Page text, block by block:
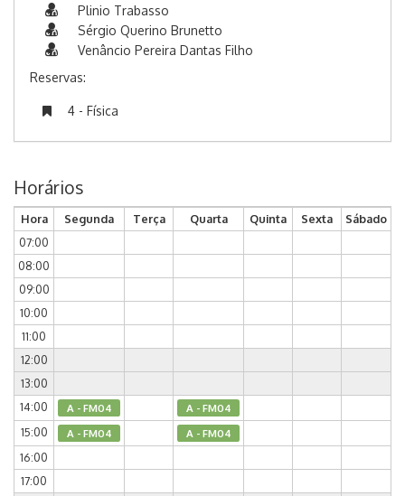
Plinio Trabasso
Sérgio Querino Brunetto
Venâncio Pereira Dantas Filho
Reservas:
4 - Física
Horários
Hora Segunda Terça Quarta Quinta Sexta
Sábado
07:00
08:00
09:00
10:00
11:00
12:00
13:00
14:00
A - FM04 A - FM04
15:00 A - FM04 A - FM04
16:00
17:00